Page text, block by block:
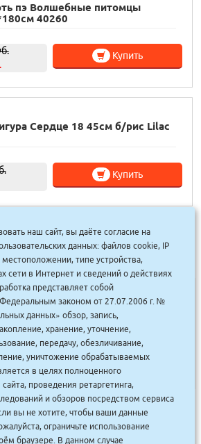
пэ Волшебные питомцы
40260
Купить
Сердце 18 45см б/рис Lilac
Купить
5 »
ТУҺУНАН| МАҔАҺЫЫННАР
СИСТЕМА|ЮРИДИЧЕСКАЙ
ВАКАНСИЯЛАР
"ЭЙФОС" . ИНФОРМАЦИОННЫЕ
ТЕХНОЛОГИИ
наш сайт, вы даёте согласие на
данных: файлов cookie, IP
типе устройства,
сети в Интернет и сведений о действиях
представляет собой
законом от 27.07.2006 г. №
данных» обзор, запись,
хранение, уточнение,
передачу, обезличивание,
уничтожение обрабатываемых
в целях полноценного
проведения ретаргетинга,
и обзоров посредством сервиса
вы не хотите, чтобы ваши данные
ограничьте использование
браузере. В данном случае